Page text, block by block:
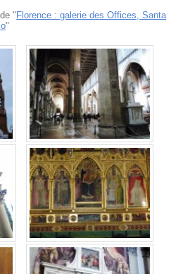
" Florence : galerie des Offices, Santa
"